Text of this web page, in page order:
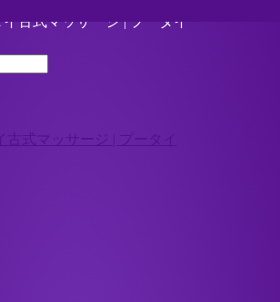
古式マッサージ | プータイ
古式マッサージ | プータイ